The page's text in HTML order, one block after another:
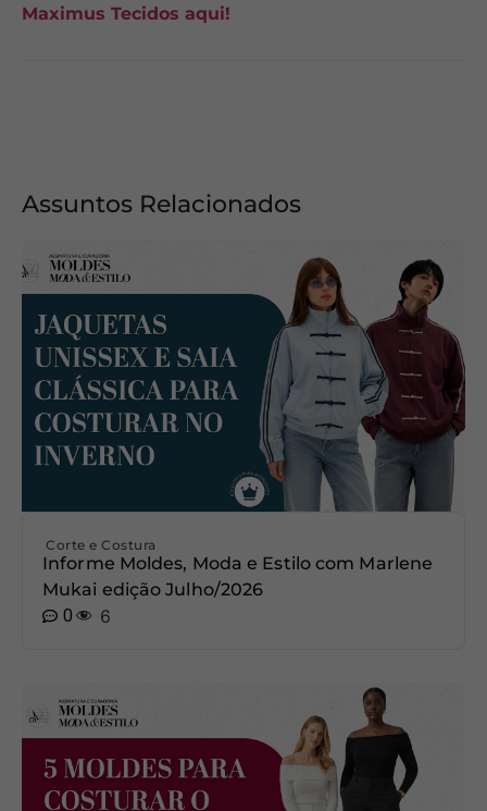
Maximus Tecidos aqui!
Assuntos Relacionados
Corte e Costura
Informe Moldes, Moda e Estilo com Marlene
Mukai edição Julho/2026
0
6